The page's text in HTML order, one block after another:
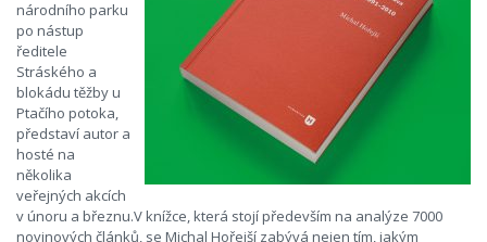
národního parku
po nástup
ředitele
Stráského a
blokádu těžby u
Ptačího potoka,
představí autor a
hosté na
několika
veřejných akcích
v únoru a březnu.V knížce, která stojí především na analýze 7000
novinových článků, se Michal Hořejší zabývá nejen tím, jakým